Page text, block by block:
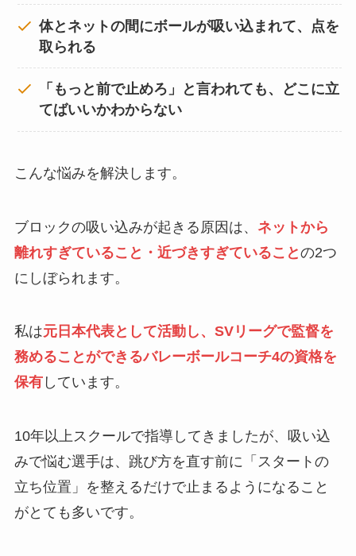
体とネットの間にボールが吸い込まれて、点を
取られる
「もっと前で止めろ」と言われても、どこに立
てばいいかわからない
こんな悩みを解決します。
ブロックの吸い込みが起きる原因は、 ネットから
離れすぎていること・近づきすぎていることの2つ
にしぼられます。
私は元日本代表として活動し、SVリーグで監督を
務めることができるバレーボールコーチ4の資格を
保有しています。
10年以上スクールで指導してきましたが、吸い込
みで悩む選手は、跳び方を直す前に「スタートの
立ち位置」を整えるだけで止まるようになること
がとても多いです。